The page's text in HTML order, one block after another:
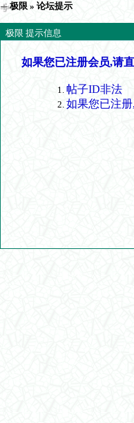
极限 » 论坛提示
极限 提示信息
如果您已注册会员,请
帖子ID非法
如果您已注